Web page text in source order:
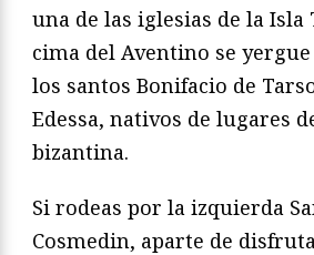
una de las iglesias de la Isla
cima del Aventino se
los santos Bonifacio de
Edessa, nativos de lugares
bizantina.
Si rodeas por la izquierda
Cosmedin, aparte de